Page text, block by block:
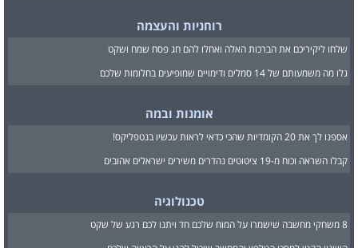
רוחניות והעצמה
שלחו ליקיריכם את הברכות האלה ואחלו להם חג פסח שמח ושקט
גלו מה משמעותם של 14 סמלים ודימויים שמופיעים בחלומות שלכם
אומנות ובמה
אספנו לך את 20 הקומדיות שהכי כדאי לראות עכשיו בנטפליקס!
קבלו השראה וכוח מ-19 ציטוטים נהדרים משירים ישראלים אהובים
טכנולוגיה
8 משחקי מחשבה שישמרו על המוח שלכם חד ויתנו לכם רגע של שקט